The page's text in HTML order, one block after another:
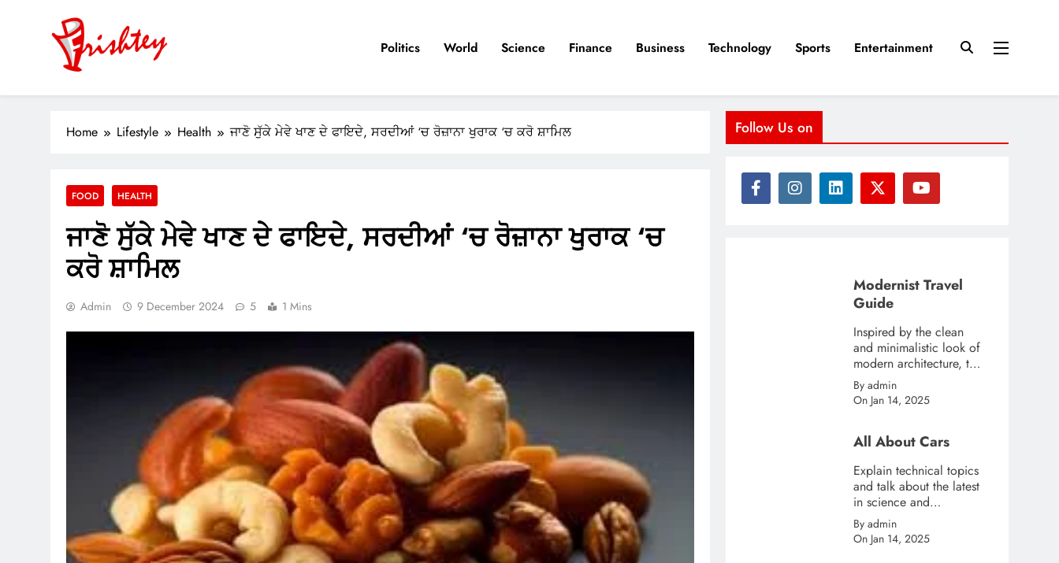
Your Window to the World
Politics World Science Finance Business Technology Sports Entertainment
Home Lifestyle Health ਜਾਣੋ ਸੁੱਕੇ ਮੇਵੇ ਖਾਣ ਦੇ ਫਾਇਦੇ, ਸਰਦੀਆਂ ‘ਚ ਰੋਜ਼ਾਨਾ ਖੁਰਾਕ ‘ਚ ਕਰੋ ਸ਼ਾਮਿਲ
FOOD HEALTH
ਜਾਣੋ ਸੁੱਕੇ ਮੇਵੇ ਖਾਣ ਦੇ ਫਾਇਦੇ, ਸਰਦੀਆਂ ‘ਚ ਰੋਜ਼ਾਨਾ ਖੁਰਾਕ ‘ਚ
ਕਰੋ ਸ਼ਾਮਿਲ
Admin 9 December 2024 5 1 Mins
Follow Us on
Modernist Travel
Guide
Inspired by the clean
and minimalistic look of
modern architecture, this
template is great for
creating stories about
urban and city tourism.
By admin
On Jan 14, 2025
All About Cars
Explain technical topics
and talk about the latest
in science and
technology with this
clean and futuristic
template.
By admin
On Jan 14, 2025